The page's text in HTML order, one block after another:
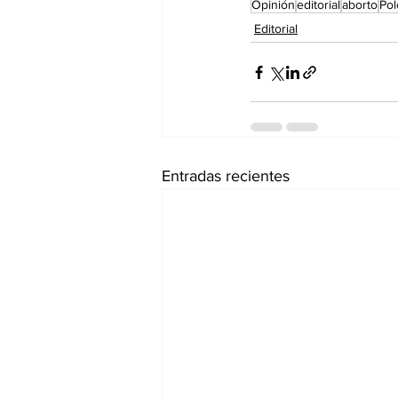
Opinióneditorialaborto
Editorial
Entradas recientes